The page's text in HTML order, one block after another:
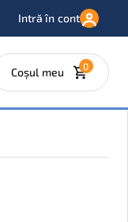
Intră în cont
Coșul meu 0